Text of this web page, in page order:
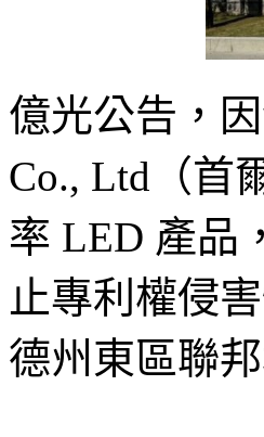
億光公告，
Co., Ltd（首
率 LED 產品
止專利權侵
德州東區聯